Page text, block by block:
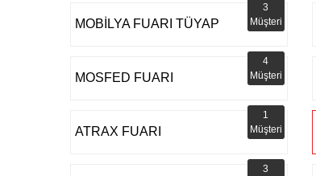
MOBİLYA FUARI TÜYAP
3
Müşteri
MOSFED FUARI
4
Müşteri
ATRAX FUARI
1
Müşteri
3